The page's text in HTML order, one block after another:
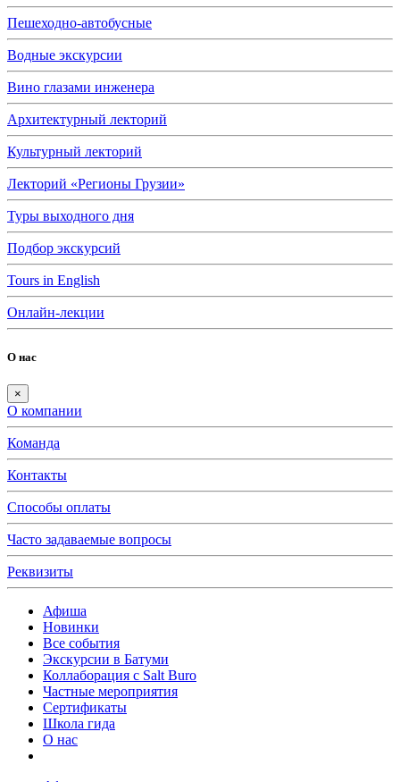
Пешеходно-автобусные
Водные экскурсии
Вино глазами инженера
Архитектурный лекторий
Культурный лекторий
Лекторий «Регионы Грузии»
Туры выходного дня
Подбор экскурсий
Tours in English
Онлайн-лекции
О нас
×
О компании
Команда
Контакты
Способы оплаты
Часто задаваемые вопросы
Реквизиты
Афиша
Новинки
Все события
Экскурсии в Батуми
Коллаборация с Salt Buro
Частные мероприятия
Сертификаты
Школа гида
О нас